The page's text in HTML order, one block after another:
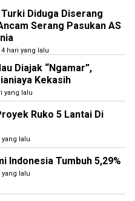
Turki Diduga Diserang
Serang Pasukan AS
| 4 hari yang lalu
Diajak “Ngamar”,
Kekasih
yang lalu
Ruko 5 Lantai Di
yang lalu
Indonesia Tumbuh 5,29%
yang lalu